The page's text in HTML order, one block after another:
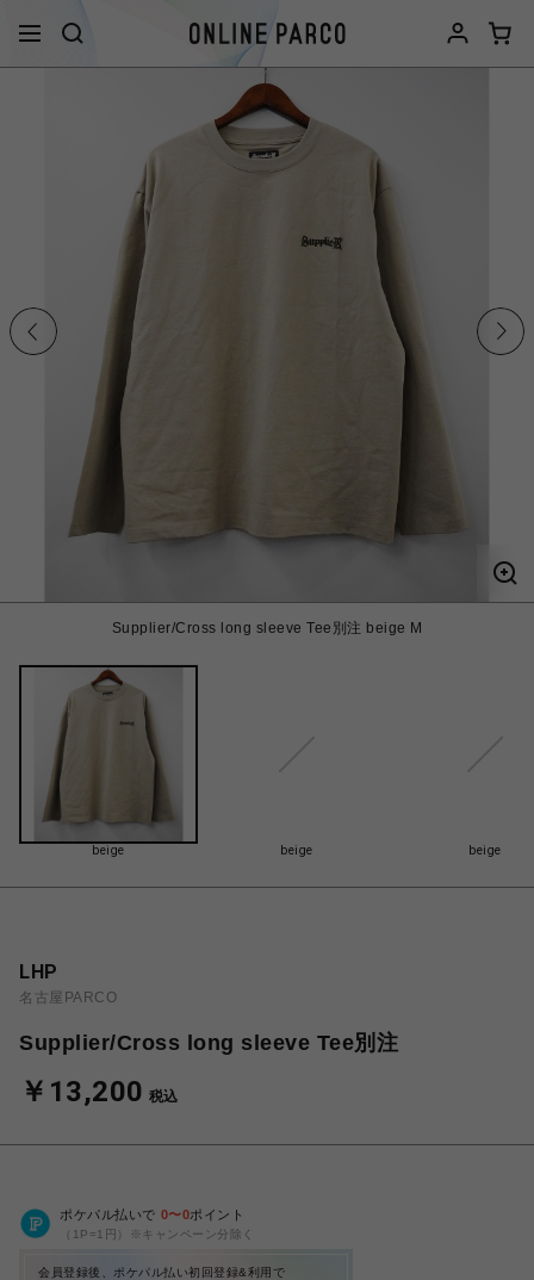
Supplier/Cross long sleeve Tee別注 beige M
beige beige beige
LHP
名古屋PARCO
Supplier/Cross long sleeve Tee別注
￥13,200 税込
ポケパル払いで 0〜0ポイント
（1P=1円）※キャンペーン分除く
会員登録後、ポケパル払い初回登録&利用で